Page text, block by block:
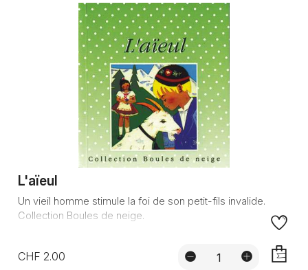
L'aïeul
Un vieil homme stimule la foi de son petit-fils invalide.
Collection Boules de neige.
CHF 2.00